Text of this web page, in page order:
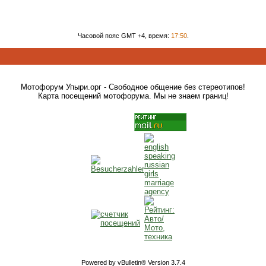
Часовой пояс GMT +4, время: 17:50.
Мотофорум Упыри.орг - Свободное общение без стереотипов!
Карта посещений мотофорума. Мы не знаем границ!
Powered by vBulletin® Version 3.7.4